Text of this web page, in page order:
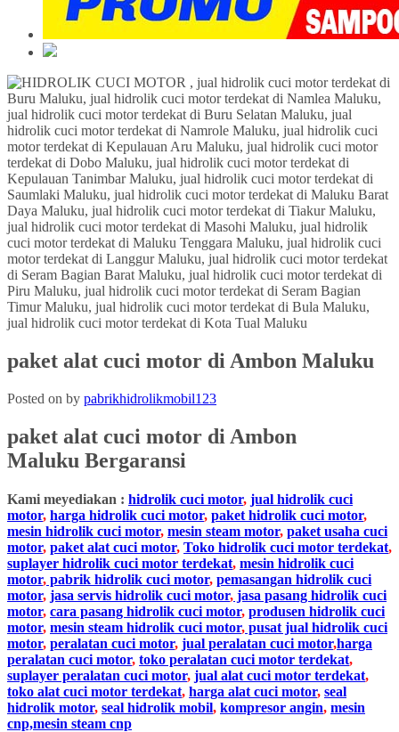
paket alat cuci motor di Ambon Maluku
Posted on by pabrikhidrolikmobil123
paket alat cuci motor di Ambon
Maluku Bergaransi
Kami meyediakan : hidrolik cuci motor, jual hidrolik cuci
motor, harga hidrolik cuci motor, paket hidrolik cuci motor,
mesin hidrolik cuci motor, mesin steam motor, paket usaha cuci
motor, paket alat cuci motor, Toko hidrolik cuci motor terdekat,
suplayer hidrolik cuci motor terdekat, mesin hidrolik cuci
motor, pabrik hidrolik cuci motor, pemasangan hidrolik cuci
motor, jasa servis hidrolik cuci motor, jasa pasang hidrolik cuci
motor, cara pasang hidrolik cuci motor, produsen hidrolik cuci
motor, mesin steam hidrolik cuci motor, pusat jual hidrolik cuci
motor, peralatan cuci motor, jual peralatan cuci motor,harga
peralatan cuci motor, toko peralatan cuci motor terdekat,
suplayer peralatan cuci motor, jual alat cuci motor terdekat,
toko alat cuci motor terdekat, harga alat cuci motor, seal
hidrolik motor, seal hidrolik mobil, kompresor angin, mesin
cnp,mesin steam cnp